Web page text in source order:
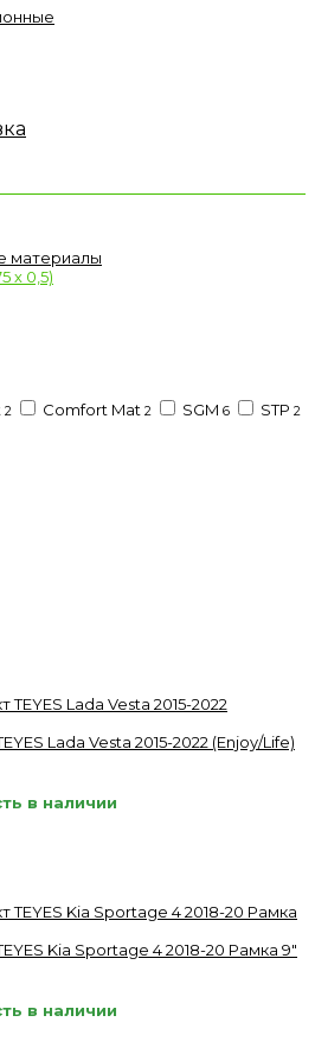
материалы
х 0,5)
2 Comfort Mat 2 SGM 6 STP 2
Lada Vesta 2015-2022 (Enjoy/Life)
в наличии
Kia Sportage 4 2018-20 Рамка 9"
в наличии